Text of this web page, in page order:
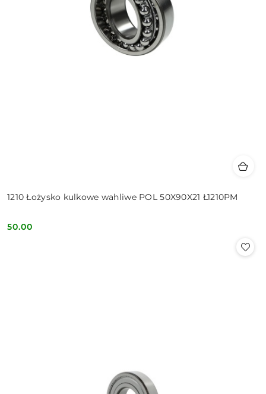
1210 Łożysko kulkowe wahliwe POL 50X90X21 Ł1210PM
Cena:
50.00